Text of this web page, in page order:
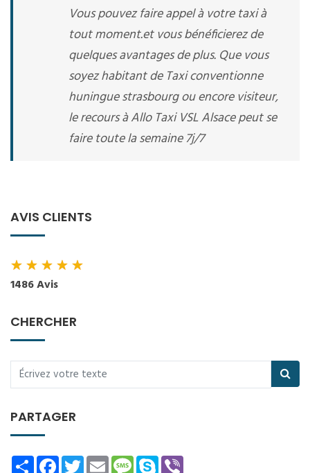
Vous pouvez faire appel à votre taxi à
tout moment.et vous bénéficierez de
quelques avantages de plus. Que vous
soyez habitant de Taxi conventionne
huningue strasbourg ou encore visiteur,
le recours à Allo Taxi VSL Alsace peut se
faire toute la semaine 7j/7
AVIS CLIENTS
★★★★★
1486 Avis
CHERCHER
PARTAGER
ShareFacebookTwitterEmailMessage
Skype